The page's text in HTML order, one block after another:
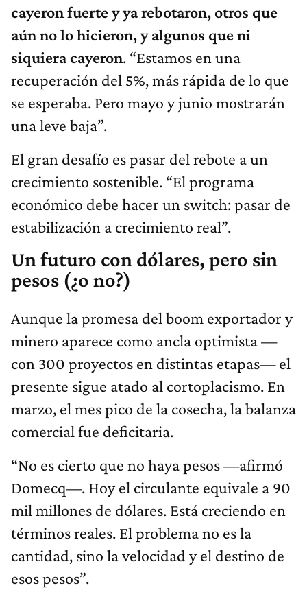
cayeron fuerte y ya rebotaron, otros que
aún no lo hicieron, y algunos que ni
siquiera cayeron. “Estamos en una
recuperación del 5%, más rápida de lo que
se esperaba. Pero mayo y junio mostrarán
una leve baja”.
El gran desafío es pasar del rebote a un
crecimiento sostenible. “El programa
económico debe hacer un switch: pasar de
estabilización a crecimiento real”.
Un futuro con dólares, pero sin
pesos (¿o no?)
Aunque la promesa del boom exportador y
minero aparece como ancla optimista —
con 300 proyectos en distintas etapas— el
presente sigue atado al cortoplacismo. En
marzo, el mes pico de la cosecha, la balanza
comercial fue deficitaria.
“No es cierto que no haya pesos —afirmó
Domecq—. Hoy el circulante equivale a 90
mil millones de dólares. Está creciendo en
términos reales. El problema no es la
cantidad, sino la velocidad y el destino de
esos pesos”.